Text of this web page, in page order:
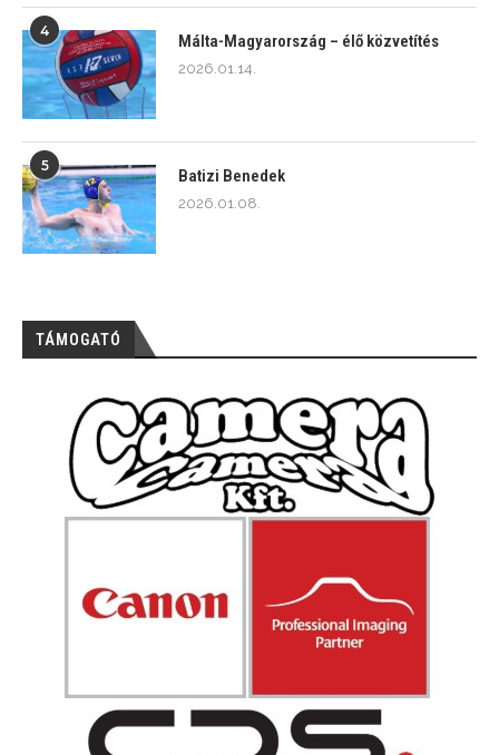
4
Málta-Magyarország – élő közvetítés
2026.01.14.
5
Batizi Benedek
2026.01.08.
TÁMOGATÓ